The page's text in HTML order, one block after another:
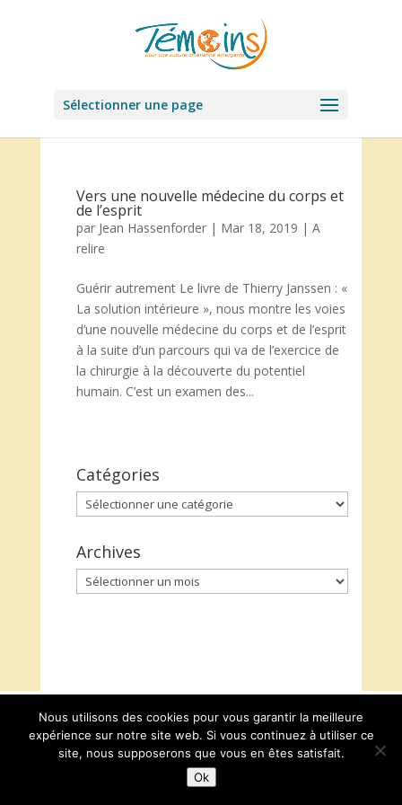
Sélectionner une page
Vers une nouvelle médecine du corps et
de l’esprit
par Jean Hassenforder| Mar 18, 2019 | A
relire
Guérir autrement Le livre de Thierry Janssen : «
La solution intérieure », nous montre les voies
d’une nouvelle médecine du corps et de l’esprit
à la suite d’un parcours qui va de l’exercice de
la chirurgie à la découverte du potentiel
humain. C’est un examen des...
Catégories
Catégories
Archives
Archives
Nous utilisons des cookies pour vous garantir la meilleure
expérience sur notre site web. Si vous continuez à utiliser ce
site, nous supposerons que vous en êtes satisfait.
Ok